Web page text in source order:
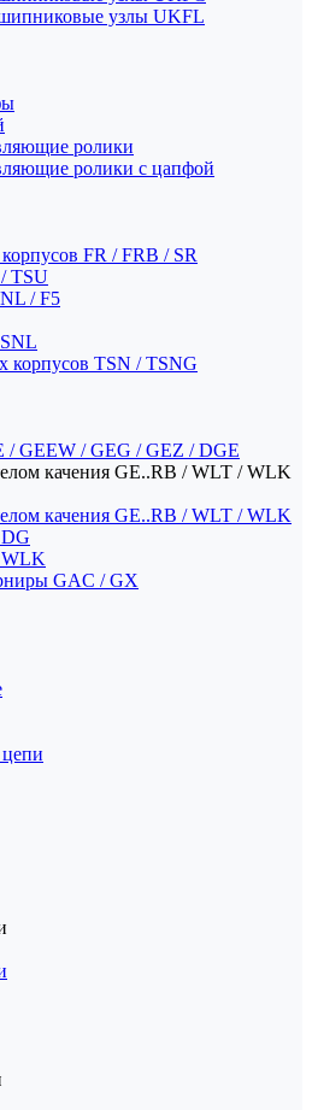
узлы UKFL
ролики
ролики с цапфой
FR / FRB / SR
TSU
/ F5
корпусов TSN / TSNG
GEEW / GEG / GEZ / DGE
качения GE..RB / WLT / WLK
качения GE..RB / WLT / WLK
GAC / GX